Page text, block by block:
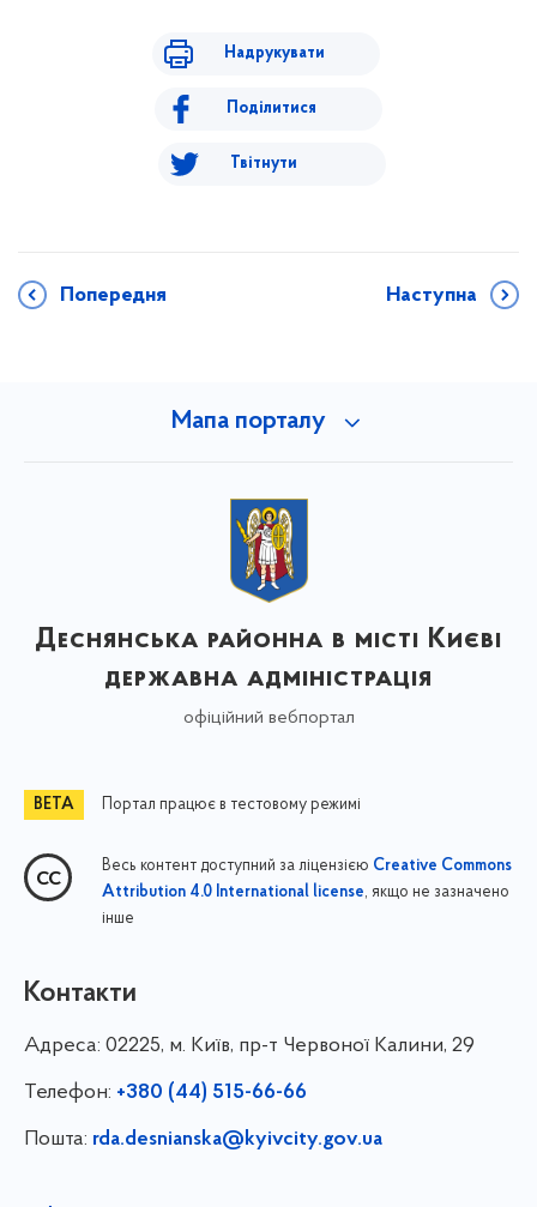
Надрукувати
Поділитися
Твітнути
Попередня Наступна
Мапа порталу
Деснянська районна в місті Києві
державна адміністрація
офіційний вебпортал
Портал працює в тестовому режимі
Весь контент доступний за ліцензією Creative Commons
Attribution 4.0 International license, якщо не зазначено
інше
Контакти
Адреса: 02225, м. Київ, пр-т Червоної Калини, 29
Телефон: +380 (44) 515-66-66
Пошта: rda.desnianska@kyivcity.gov.ua